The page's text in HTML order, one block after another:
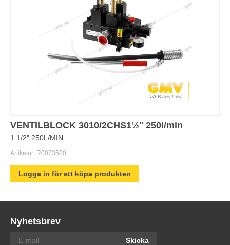
VENTILBLOCK 3010/2CHS1½'' 250l/min
1 1/2" 250L/MIN
Artikelnr: R0073500
Logga in för att köpa produkten
Nyhetsbrev
Skicka